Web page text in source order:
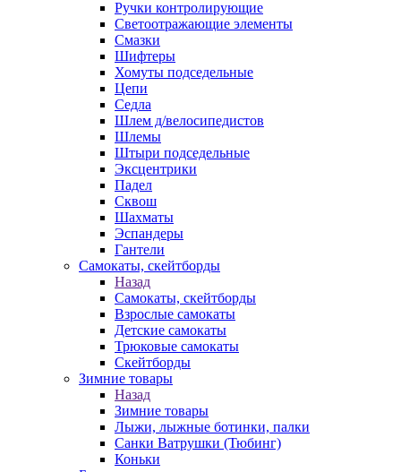
Ручки контролирующие
Светоотражающие элементы
Смазки
Шифтеры
Хомуты подседельные
Цепи
Седла
Шлем д/велосипедистов
Шлемы
Штыри подседельные
Эксцентрики
Падел
Сквош
Шахматы
Эспандеры
Гантели
Самокаты, скейтборды
Назад
Самокаты, скейтборды
Взрослые самокаты
Детские самокаты
Трюковые самокаты
Скейтборды
Зимние товары
Назад
Зимние товары
Лыжи, лыжные ботинки, палки
Санки Ватрушки (Тюбинг)
Коньки